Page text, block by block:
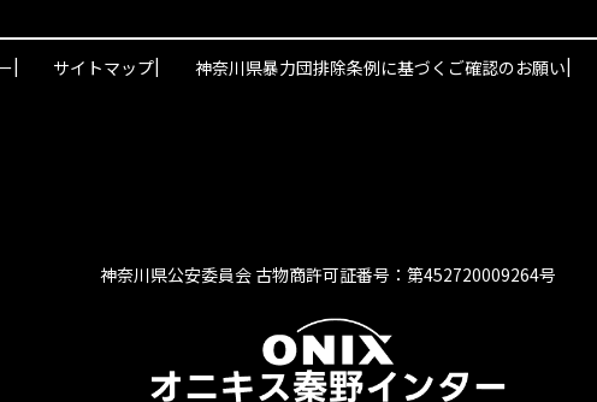
| サイトマップ| 神奈川県暴力団排除条例に基づくご確認のお願い|
神奈川県公安委員会 古物商許可証番号：第452720009264号